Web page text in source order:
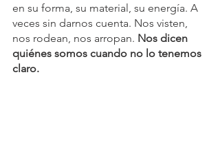
en su forma, su material, su energía. A
veces sin darnos cuenta. Nos visten,
nos rodean, nos arropan. Nos dicen
quiénes somos cuando no lo tenemos
claro.